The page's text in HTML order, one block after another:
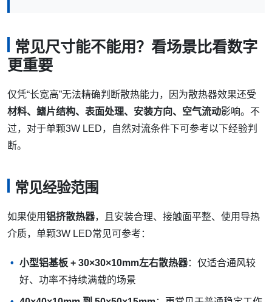
常见尺寸能不能用？看场景比看数字
更重要
仅凭“长宽高”无法精确判断散热能力，因为散热器效果还受
材料、鳍片结构、表面处理、安装方向、空气流动影响。不
过，对于单颗3W LED，自然对流条件下可参考以下经验判
断。
常见经验范围
如果使用铝挤散热器，且安装合理、接触面平整、使用导热
介质，单颗3W LED常见可参考：
小型铝基板 + 30×30×10mm左右散热器：仅适合通风较
好、功率不持续满载的场景